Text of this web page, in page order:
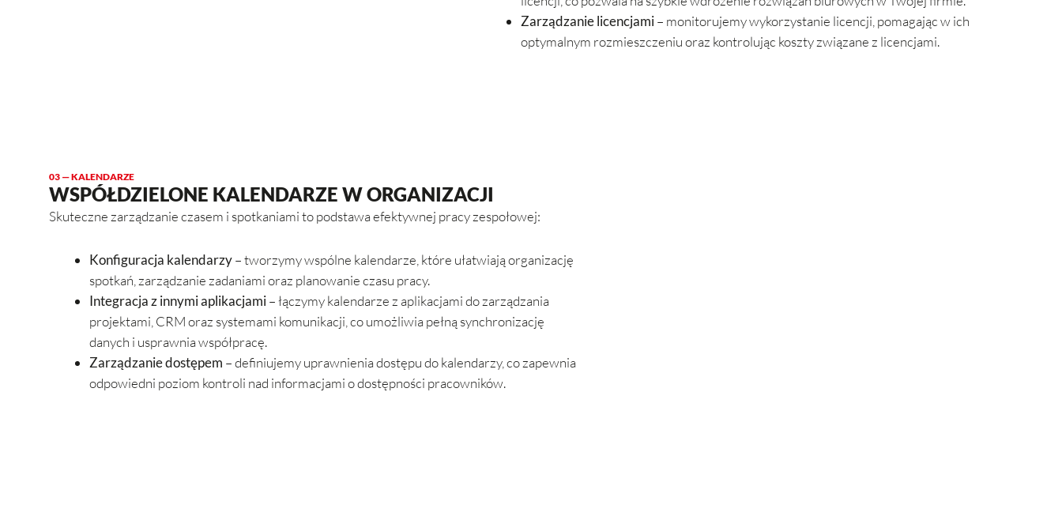
Zarządzanie licencjami– monitorujemy wykorzystanie licencji, pomagając w ich
optymalnym rozmieszczeniu oraz kontrolując koszty związane z licencjami.
03 — KALENDARZE
WSPÓŁDZIELONE KALENDARZE W ORGANIZACJI
Skuteczne zarządzanie czasem i spotkaniami to podstawa efektywnej pracy zespołowej:
Konfiguracja kalendarzy– tworzymy wspólne kalendarze, które ułatwiają organizację
spotkań, zarządzanie zadaniami oraz planowanie czasu pracy.
Integracja z innymi aplikacjami– łączymy kalendarze z aplikacjami do zarządzania
projektami, CRM oraz systemami komunikacji, co umożliwia pełną synchronizację
danych i usprawnia współpracę.
Zarządzanie dostępem – definiujemy uprawnienia dostępu do kalendarzy, co zapewnia
odpowiedni poziom kontroli nad informacjami o dostępności pracowników.